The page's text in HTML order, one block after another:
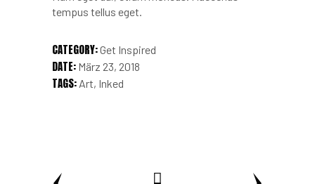
tempus tellus eget.
CATEGORY:Get Inspired
DATE: März 23, 2018
TAGS: Art Inked